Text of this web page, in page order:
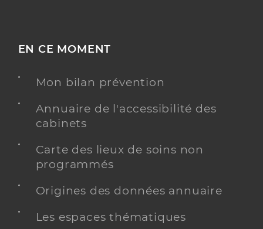
EN CE MOMENT
Mon bilan prévention
Annuaire de l'accessibilité des
cabinets
Carte des lieux de soins non
programmés
Origines des données annuaire
Les espaces thématiques